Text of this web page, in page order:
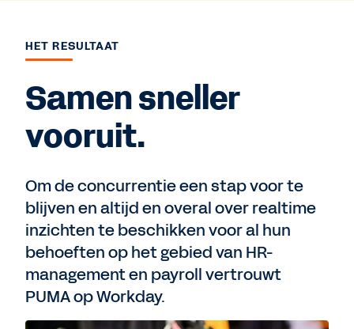
HET RESULTAAT
Samen sneller
vooruit.
Om de concurrentie een stap voor te
blijven en altijd en overal over realtime
inzichten te beschikken voor al hun
behoeften op het gebied van HR-
management en payroll vertrouwt
PUMA op Workday.